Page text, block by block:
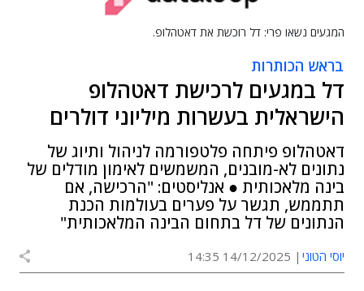
המגעים נשאו פרי: דל רוכשת את דאטהלופ.
בראש הכותרות
דל במגעים לרכישת דאטהלופ
הישראלית בעשרות מיליוני דולרים
דאטהלופ פיתחה פלטפורמה לניהול ותיוג של
נתונים לא-מובנים, המשמשים לאימון מודלים של
בינה מלאכותית ● אנליסטים: "הרכישה, אם
תתממש, תגשר על פערים בעולמות הכנת
הנתונים של דל בתחום הבינה המלאכותית"
יוסי הטוני 14/12/2025 14:35